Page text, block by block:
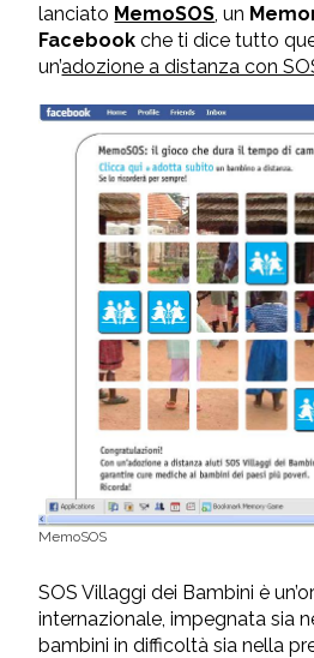
lanciato MemoSOS, un
Facebook che ti dice tutto
un’adozione a distanza con
MemoSOS
SOS Villaggi dei Bambini è
internazionale, impegnata sia
bambini in difficoltà sia nella